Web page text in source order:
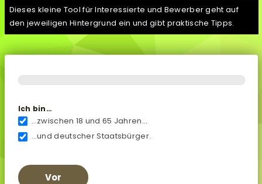
Dieses kleine Tool für Interessierte und Bewerber geht auf
den jeweiligen Hintergrund ein und gibt praktische Tipps.
Checker
Ich bin…
…zwischen 18 und 65 Jahren...
…und deutscher Staatsbürger.
Vor